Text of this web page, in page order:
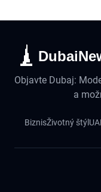
Objavte Dubaj:
a
BiznisŽivotný štýl